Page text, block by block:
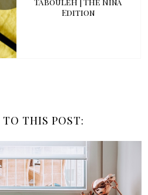
Edition
THIS POST: